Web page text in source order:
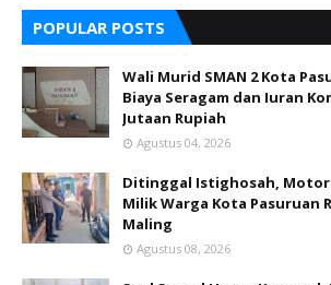
POPULAR POSTS
Wali Murid SMAN 2 Kota
Biaya Seragam dan Iuran
Jutaan Rupiah
Agustus 04, 2026
Ditinggal Istighosah, Motor
Milik Warga Kota Pasuruan
Maling
Agustus 08, 2026